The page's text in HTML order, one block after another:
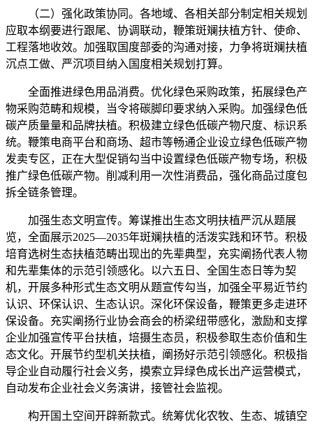
（二）强化政策协同。各地域、各相关部分制定相关规划
应取本纲要进行跟尾、协调联动，鞭策斑斓扶植方针、使命、
工程落地收效。加强取国度部委的沟通对接，力争将斑斓扶植
沉点工做、严沉项目纳入国度相关规划打算。
全面推进绿色用品消费。优化绿色采购政策，拓展绿色产
物采购范畴和规模，当令将碳脚印要求纳入采购。加强绿色低
碳产质量量和品牌扶植。积极建立绿色低碳产物尺度、标识系
统。鞭策电商平台和商场、超市等畅通企业设立绿色低碳产物
发卖专区，正在大型促销勾当中设置绿色低碳产物专场，积极
推广绿色低碳产物。削减利用一次性消费品，强化商品过度包
拆全链条管理。
加强生态文明宣传。筹谋推出生态文明扶植严沉从题展
览，全面展示2025—2035年斑斓扶植的活泼实践和环节。积极
培育选树生态扶植范畴出现出的先辈典型，充实阐扬代表人物
和先辈集体的示范引领感化。以六五日、全国生态日等为契
机，开展多种形式生态文明从题宣传勾当，加强全平易近节约
认识、环保认识、生态认识。深化环保设备，鞭策更多走进环
保设备。充实阐扬行业协会商会的桥梁纽带感化，激励和支撑
企业加强宣传平台扶植，培摄生态员，积极参取生态价值和生
态文化。开展节约型机关扶植，阐扬好示范引领感化。积极指
导企业自动履行社会义务，摸索立异绿色成长出产运营模式，
自动发布企业社会义务演讲，接管社会监视。
构开国土空间开辟新款式。统筹优化农牧、生态、城镇空